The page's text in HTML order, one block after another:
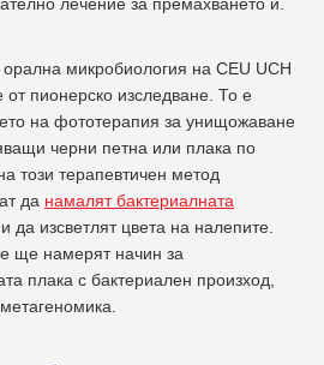
орална микробиология на CEU UCH
от пионерско изследване. То е
на фототерапия за унищожаване
черни петна или плака по
този терапевтичен метод
да намалят бактериалната
да изсветлят цвета на налепите.
ще намерят начин за
плака с бактериален произход,